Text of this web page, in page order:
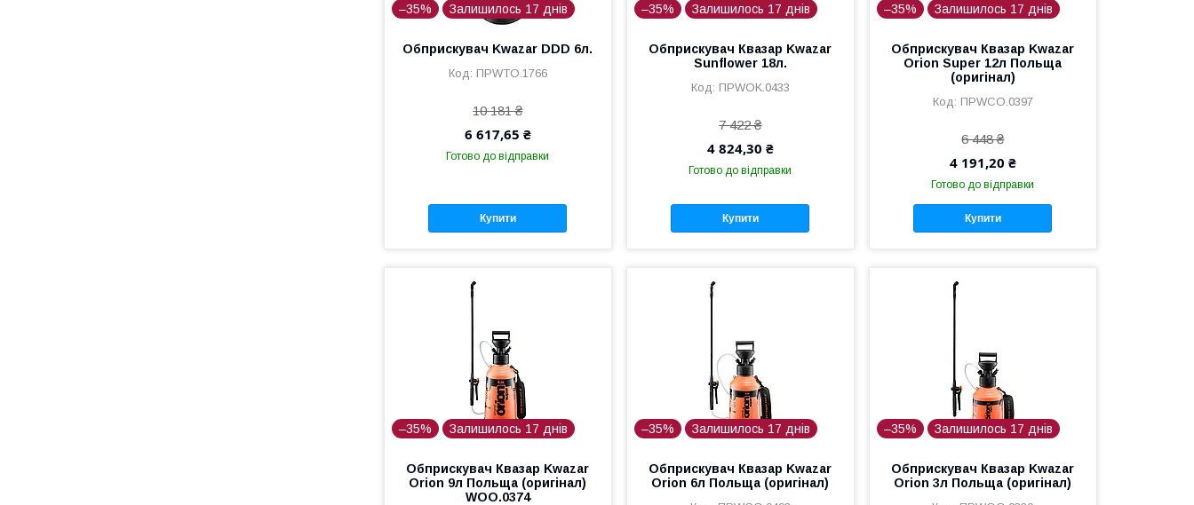
–35% Залишилось 17 днів
Обприскувач Kwazar DDD 6л.
ПРWTO.1766
10 181 ₴
6 617,65 ₴
Готово до відправки
Купити
–35% Залишилось 17 днів
Обприскувач Квазар Kwazar
Sunflower 18л.
ПРWOK.0433
7 422 ₴
4 824,30 ₴
Готово до відправки
Купити
–35% Залишилось 17 днів
Обприскувач Квазар Kwazar
Orion Super 12л Польща
(оригінал)
ПРWCO.0397
6 448 ₴
4 191,20 ₴
Готово до відправки
Купити
–35% Залишилось 17 днів
Обприскувач Квазар Kwazar
Orion 9л Польща (оригінал)
WОO.0374
–35% Залишилось 17 днів
Обприскувач Квазар Kwazar
Orion 6л Польща (оригінал)
–35% Залишилось 17 днів
Обприскувач Квазар Kwazar
Orion 3л Польща (оригінал)